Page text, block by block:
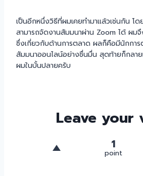
เป็นอีกหนึ่งวิธีที่ผมเคยทำมาแล้วเช่นกัน โด
สามารถจัดงานสัมมนาผ่าน Zoom ได้ ผม
ซึ่งเกี่ยวกับด้านการตลาด ผลก็คือมีนักการ
สัมมนาออนไลน์อย่างชื่นมื่น สุดท้ายก็กลา
ผมในบั้นปลายครับ
Leave your
1
point